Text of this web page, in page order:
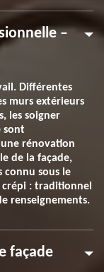
–
Différentes
murs extérieurs
les soigner
sont
rénovation
de la façade,
connu sous le
: traditionnel
renseignements.
façade